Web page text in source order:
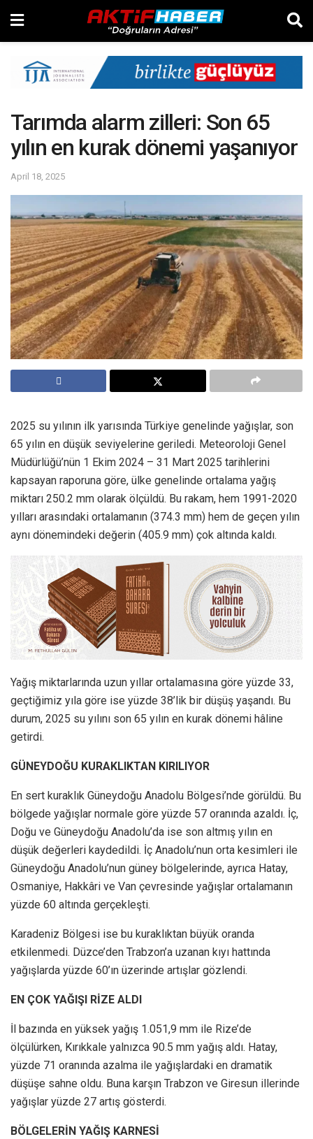
Tarımda alarm zilleri: Son 65
yılın en kurak dönemi yaşanıyor
April 18, 2025
2025 su yılının ilk yarısında Türkiye genelinde yağışlar, son
65 yılın en düşük seviyelerine geriledi. Meteoroloji Genel
Müdürlüğü’nün 1 Ekim 2024 – 31 Mart 2025 tarihlerini
kapsayan raporuna göre, ülke genelinde ortalama yağış
miktarı 250.2 mm olarak ölçüldü. Bu rakam, hem 1991-2020
yılları arasındaki ortalamanın (374.3 mm) hem de geçen yılın
aynı dönemindeki değerin (405.9 mm) çok altında kaldı.
Yağış miktarlarında uzun yıllar ortalamasına göre yüzde 33,
geçtiğimiz yıla göre ise yüzde 38’lik bir düşüş yaşandı. Bu
durum, 2025 su yılını son 65 yılın en kurak dönemi hâline
getirdi.
GÜNEYDOĞU KURAKLIKTAN KIRILIYOR
En sert kuraklık Güneydoğu Anadolu Bölgesi’nde görüldü. Bu
bölgede yağışlar normale göre yüzde 57 oranında azaldı. İç,
Doğu ve Güneydoğu Anadolu’da ise son altmış yılın en
düşük değerleri kaydedildi. İç Anadolu’nun orta kesimleri ile
Güneydoğu Anadolu’nun güney bölgelerinde, ayrıca Hatay,
Osmaniye, Hakkâri ve Van çevresinde yağışlar ortalamanın
yüzde 60 altında gerçekleşti.
Karadeniz Bölgesi ise bu kuraklıktan büyük oranda
etkilenmedi. Düzce’den Trabzon’a uzanan kıyı hattında
yağışlarda yüzde 60’ın üzerinde artışlar gözlendi.
EN ÇOK YAĞIŞI RİZE ALDI
İl bazında en yüksek yağış 1.051,9 mm ile Rize’de
ölçülürken, Kırıkkale yalnızca 90.5 mm yağış aldı. Hatay,
yüzde 71 oranında azalma ile yağışlardaki en dramatik
düşüşe sahne oldu. Buna karşın Trabzon ve Giresun illerinde
yağışlar yüzde 27 artış gösterdi.
BÖLGELERİN YAĞIŞ KARNESİ